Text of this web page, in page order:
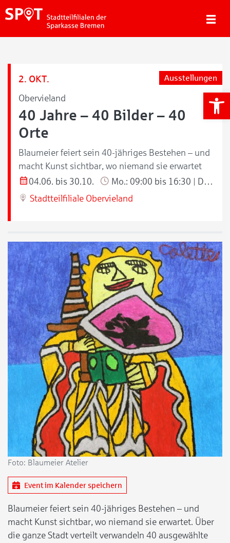
2. OKT.
Obervieland
Ausstellungen
40 Jahre – 40 Bilder – 40
Orte
Blaumeier feiert sein 40-jähriges Bestehen – und
macht Kunst sichtbar, wo niemand sie erwartet
04.06. bis 30.10.
Mo.: 09:00 bis 16:30 | Di./Do.: 09:00 bis 18:00 | Mi./Fr.: 09:00 bis 13:00 Uhr
Stadtteilfiliale Obervieland
Foto: Blaumeier Atelier
Event im Kalender speichern
Blaumeier feiert sein 40-jähriges Bestehen – und
macht Kunst sichtbar, wo niemand sie erwartet. Über
die ganze Stadt verteilt verwandeln 40 ausgewählte